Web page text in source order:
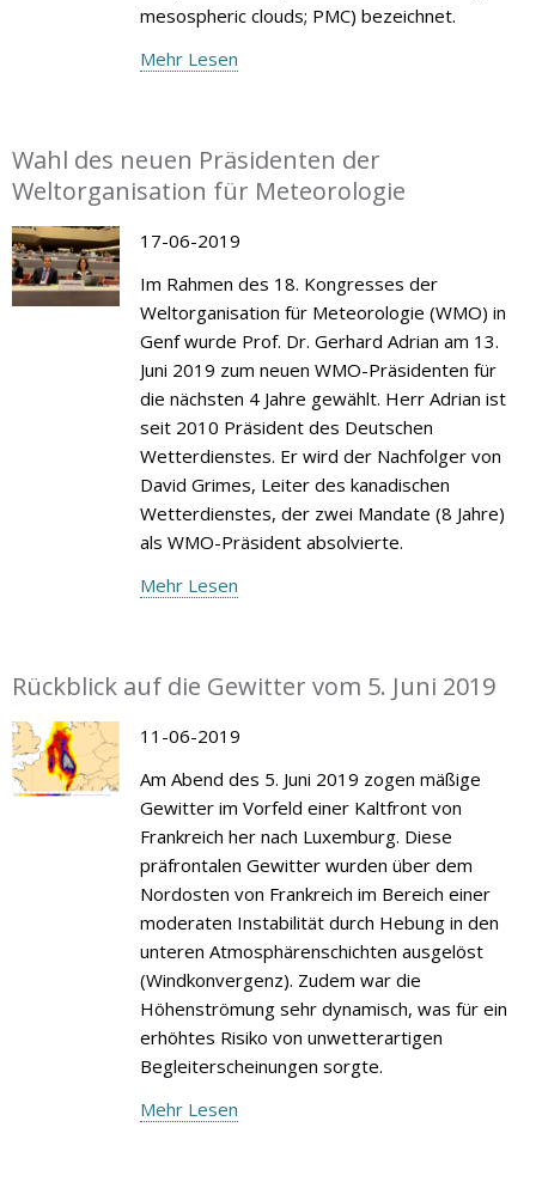
mesospheric clouds; PMC) bezeichnet.
Mehr Lesen
Wahl des neuen Präsidenten der
Weltorganisation für Meteorologie
17-06-2019
Im Rahmen des 18. Kongresses der
Weltorganisation für Meteorologie (WMO) in
Genf wurde Prof. Dr. Gerhard Adrian am 13.
Juni 2019 zum neuen WMO-Präsidenten für
die nächsten 4 Jahre gewählt. Herr Adrian ist
seit 2010 Präsident des Deutschen
Wetterdienstes. Er wird der Nachfolger von
David Grimes, Leiter des kanadischen
Wetterdienstes, der zwei Mandate (8 Jahre)
als WMO-Präsident absolvierte.
Mehr Lesen
Rückblick auf die Gewitter vom 5. Juni 2019
11-06-2019
Am Abend des 5. Juni 2019 zogen mäßige
Gewitter im Vorfeld einer Kaltfront von
Frankreich her nach Luxemburg. Diese
präfrontalen Gewitter wurden über dem
Nordosten von Frankreich im Bereich einer
moderaten Instabilität durch Hebung in den
unteren Atmosphärenschichten ausgelöst
(Windkonvergenz). Zudem war die
Höhenströmung sehr dynamisch, was für ein
erhöhtes Risiko von unwetterartigen
Begleiterscheinungen sorgte.
Mehr Lesen